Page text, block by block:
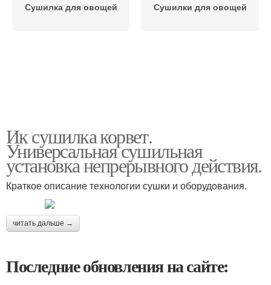
Сушилка для овощей Сушилки для овощей
Ик сушилка корвет.
Универсальная сушильная
установка непрерывного действия.
Краткое описание технологии сушки и оборудования.
читать дальше →
Последние обновления на сайте: